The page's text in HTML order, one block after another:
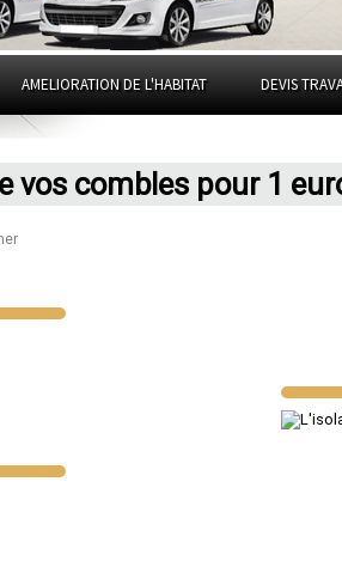
AMELIORATION DE L'HABITAT DEVIS
vos combles pour 1